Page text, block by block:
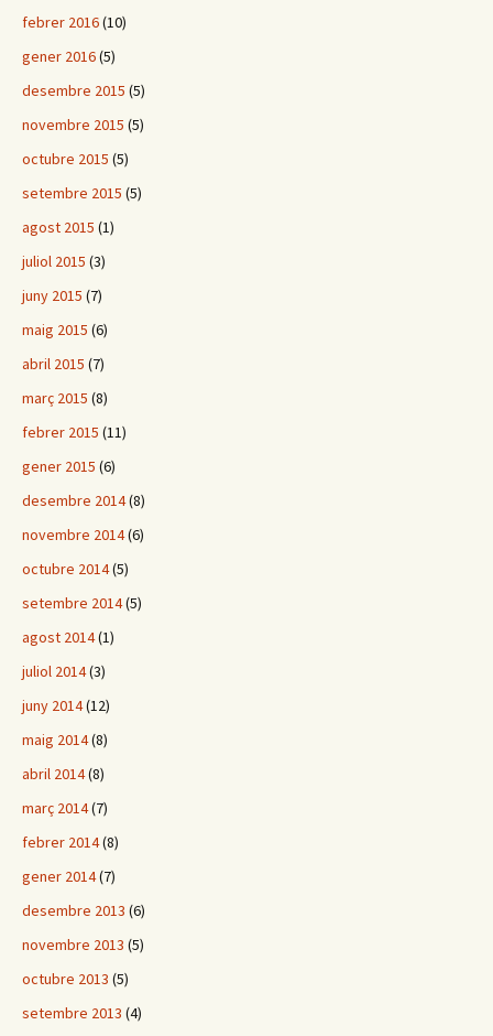
febrer 2016(10)
gener 2016(5)
desembre 2015 (5)
novembre 2015 (5)
octubre 2015 (5)
setembre 2015 (5)
agost 2015 (1)
juliol 2015 (3)
juny 2015 (7)
maig 2015 (6)
abril 2015 (7)
març 2015 (8)
febrer 2015 (11)
gener 2015 (6)
desembre 2014(8)
novembre 2014(6)
octubre 2014(5)
setembre 2014(5)
agost 2014(1)
juliol 2014(3)
juny 2014(12)
maig 2014(8)
abril 2014(8)
març 2014(7)
febrer 2014(8)
gener 2014(7)
desembre 2013 (6)
novembre 2013 (5)
octubre 2013 (5)
setembre 2013 (4)